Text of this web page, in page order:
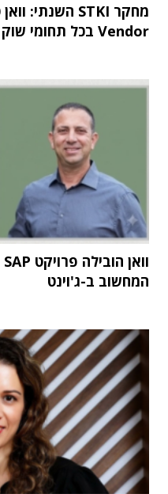
Vendor בכל תחומי שוק ה-IT
המחשוב ב-ג'וינט